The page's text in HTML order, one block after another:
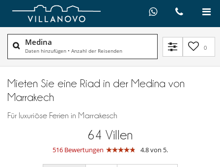
Medina
Daten hinzufügen • Anzahl der Reisenden 0
Mieten Sie eine Riad in der Medina von
Marrakech
Für luxuriöse Ferien in Marrakesch
64 Villen
516 Bewertungen 4.8 von 5.